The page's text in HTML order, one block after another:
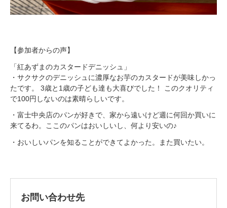
【参加者からの声】
「紅あずまのカスタードデニッシュ」
・サクサクのデニッシュに濃厚なお芋のカスタードが美味しかっ
たです。 3歳と1歳の子ども達も大喜びでした！ このクオリティ
で100円しないのは素晴らしいです。
・富士中央店のパンが好きで、家から遠いけど週に何回か買いに
来てるわ。ここのパンはおいしいし、何より安いの♪
・おいしいパンを知ることができてよかった。また買いたい。
お問い合わせ先